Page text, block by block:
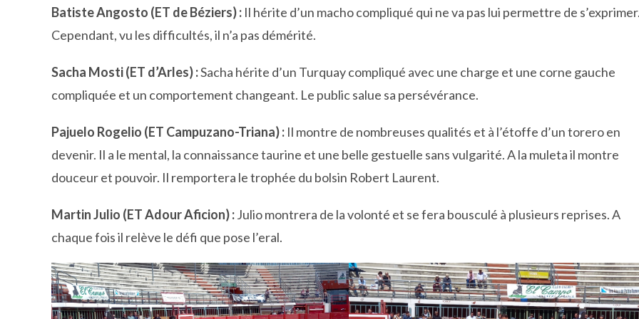
Batiste Angosto (ET de Béziers) : Il hérite d’un macho compliqué qui ne va pas lui permettre de
Cependant, vu les difficultés, il n’a pas démérité.
Sacha Mosti (ET d’Arles) :Sacha hérite d’un Turquay compliqué avec une charge et une corne gauche
compliquée et un comportement changeant. Le public salue sa persévérance.
Pajuelo Rogelio (ET Campuzano-Triana) : Il montre de nombreuses qualités et à l’étoffe d’un torero en
devenir. Il a le mental, la connaissance taurine et une belle gestuelle sans vulgarité. A la muleta il montre
douceur et pouvoir. Il remportera le trophée du bolsin Robert Laurent.
Martin Julio (ET Adour Aficion) :Julio montrera de la volonté et se fera bousculé à plusieurs reprises. A
chaque fois il relève le défi que pose l’eral.